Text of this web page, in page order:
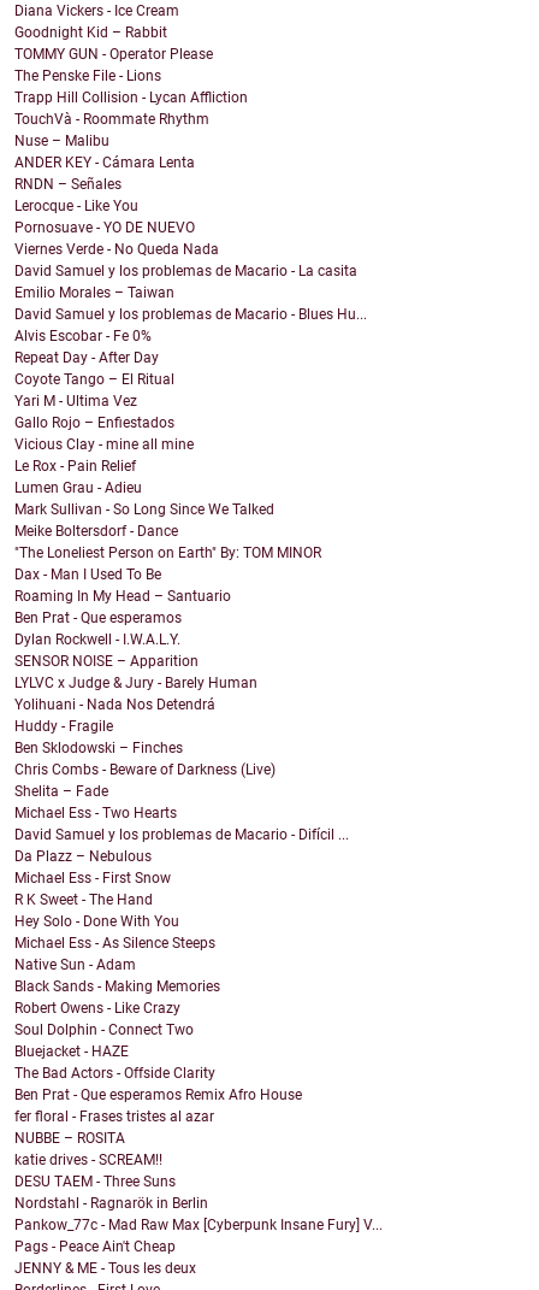
Diana Vickers - Ice Cream
Goodnight Kid – Rabbit
TOMMY GUN - Operator Please
The Penske File - Lions
Trapp Hill Collision - Lycan Affliction
TouchVà - Roommate Rhythm
Nuse – Malibu
ANDER KEY - Cámara Lenta
RNDN – Señales
Lerocque - Like You
Pornosuave - YO DE NUEVO
Viernes Verde - No Queda Nada
David Samuel y los problemas de Macario - La casita
Emilio Morales – Taiwan
David Samuel y los problemas de Macario - Blues Hu...
Alvis Escobar - Fe 0%
Repeat Day - After Day
Coyote Tango – El Ritual
Yari M - Ultima Vez
Gallo Rojo – Enfiestados
Vicious Clay - mine all mine
Le Rox - Pain Relief
Lumen Grau - Adieu
Mark Sullivan - So Long Since We Talked
Meike Boltersdorf - Dance
"The Loneliest Person on Earth" By: TOM MINOR
Dax - Man I Used To Be
Roaming In My Head – Santuario
Ben Prat - Que esperamos
Dylan Rockwell - I.W.A.L.Y.
SENSOR NOISE – Apparition
LYLVC x Judge & Jury - Barely Human
Yolihuani - Nada Nos Detendrá
Huddy - Fragile
Ben Sklodowski – Finches
Chris Combs - Beware of Darkness (Live)
Shelita – Fade
Michael Ess - Two Hearts
David Samuel y los problemas de Macario - Difícil ...
Da Plazz – Nebulous
Michael Ess - First Snow
R K Sweet - The Hand
Hey Solo - Done With You
Michael Ess - As Silence Steeps
Native Sun - Adam
Black Sands - Making Memories
Robert Owens - Like Crazy
Soul Dolphin - Connect Two
Bluejacket - HAZE
The Bad Actors - Offside Clarity
Ben Prat - Que esperamos Remix Afro House
fer floral - Frases tristes al azar
NUBBE – ROSITA
katie drives - SCREAM!!
DESU TAEM - Three Suns
Nordstahl - Ragnarök in Berlin
Pankow_77c - Mad Raw Max [Cyberpunk Insane Fury] V...
Pags - Peace Ain't Cheap
JENNY & ME - Tous les deux